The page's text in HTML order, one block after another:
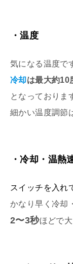
・温度
気になる温度で
冷却は最大約10
となっておりま
細かい温度調節
・冷却・温熱
スイッチを入れ
かなり早く冷却
2〜3秒ほどで